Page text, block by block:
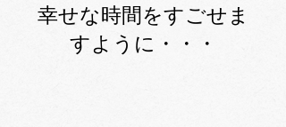
幸せな時間をすごせま
すように・・・